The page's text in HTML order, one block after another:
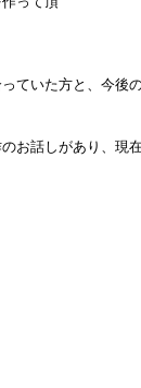
ていた方と、今後
お話しがあり、現